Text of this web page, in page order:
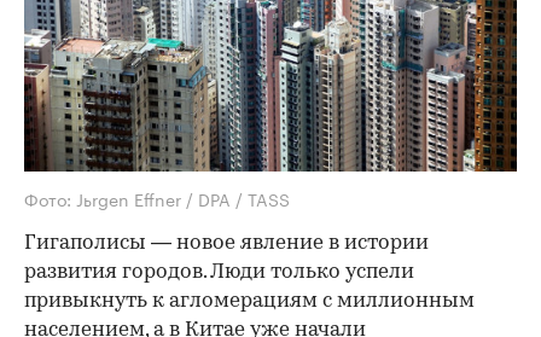
Фото: Jьrgen Effner / DPA / TASS
Гигаполисы — новое явление в истории
развития городов. Люди только успели
привыкнуть к агломерациям с миллионным
населением, а в Китае уже начали